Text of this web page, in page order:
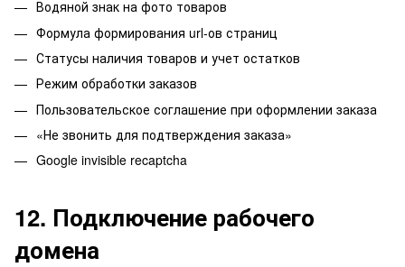
Водяной знак на фото товаров
Формула формирования url-ов страниц
Статусы наличия товаров и учет остатков
Режим обработки заказов
Пользовательское соглашение при оформлении заказа
«Не звонить для подтверждения заказа»
Google invisible recaptcha
12. Подключение рабочего
домена